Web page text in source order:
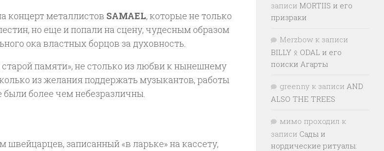
концерт металлистов SAMAEL, которые не только
но еще и попали на сцену, чудесным образом
ока властных борцов за духовность.
памяти», не столько из любви к нынешнему
из желания поддержать музыкантов, работы
более чем небезразличны.
записанный «в ларьке» на кассету,
записи MORTIIS и его
призраки
Merzbow к записи
BILLY ᛟ ODAL и его
поиски Агарты
greenny к записи AND
ALSO THE TREES
мимо проходил к
записи Сады и
нордические ритуалы: